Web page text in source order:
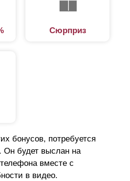
Сюрприз
бонусов, потребуется
Он будет выслан на
вместе с
в видео.